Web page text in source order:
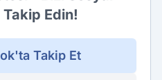
Edin!
Takip Et